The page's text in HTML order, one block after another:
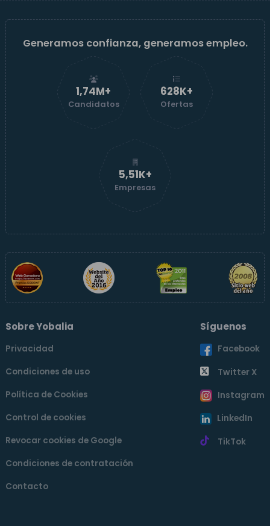
Generamos confianza, generamos empleo.
1,74M+
Candidatos
629K+
Ofertas
5,52K+
Empresas
Sobre Yobalia
Privacidad
Condiciones de uso
Política de Cookies
Control de cookies
Revocar cookies de Google
Condiciones de contratación
Contacto
Síguenos
Facebook
Twitter X
Instagram
LinkedIn
TikTok